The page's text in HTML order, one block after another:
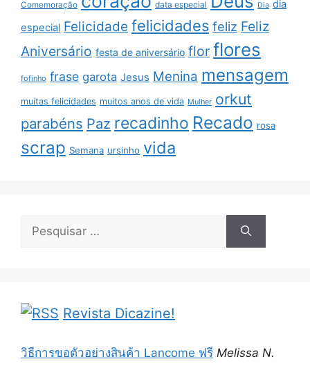
Comemoração data especial Dia dia
especial Felicidade felicidades feliz Feliz
Aniversário festa de aniversário flor flores
fofinho frase garota Jesus Menina mensagem
muitas felicidades muitos anos de vida Mulher orkut
parabéns Paz recadinho Recado rosa
scrap Semana ursinho vida
por:
Revista Dicazine!
วิธีการขอตัวอย่างสินค้า Lancome ฟรี Melissa N.